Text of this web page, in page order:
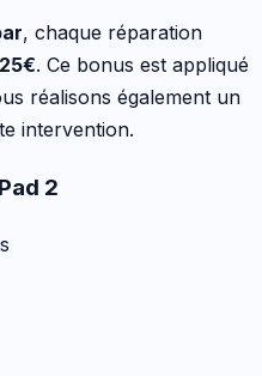
, chaque réparation
25€. Ce bonus est appliqué
réalisons également un
intervention.
2